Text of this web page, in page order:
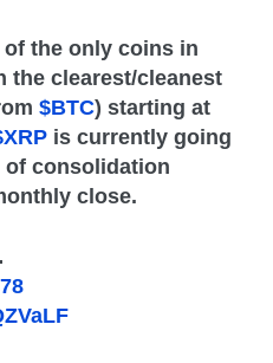
the only coins in
the clearest/cleanest
$BTC) starting at
is currently going
of consolidation
close.